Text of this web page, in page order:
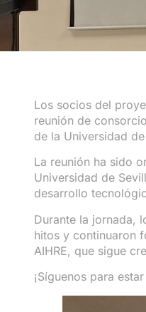
Los socios del
reunión de
de la Universidad
La reunión ha sido
Universidad de
desarrollo
Durante la jornada,
hitos y continuaron
AIHRE, que sigue
¡Síguenos para